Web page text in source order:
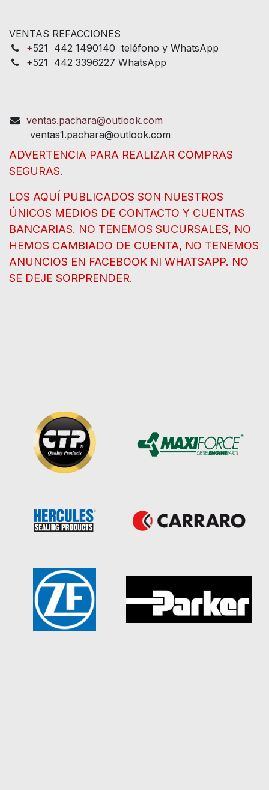
VENTAS REFACCIONES
+521 442 1490140 teléfono y WhatsApp
+521 442 3396227 WhatsApp
ventas.pachara@outlook.com
ventas1.pachara@outlook.com
ADVERTENCIA PARA REALIZAR COMPRAS
SEGURAS.
LOS AQUÍ PUBLICADOS SON NUESTROS
ÚNICOS MEDIOS DE CONTACTO Y CUENTAS
BANCARIAS. NO TENEMOS SUCURSALES, NO
HEMOS CAMBIADO DE CUENTA, NO TENEMOS
ANUNCIOS EN FACEBOOK NI WHATSAPP. NO
SE DEJE SORPRENDER.